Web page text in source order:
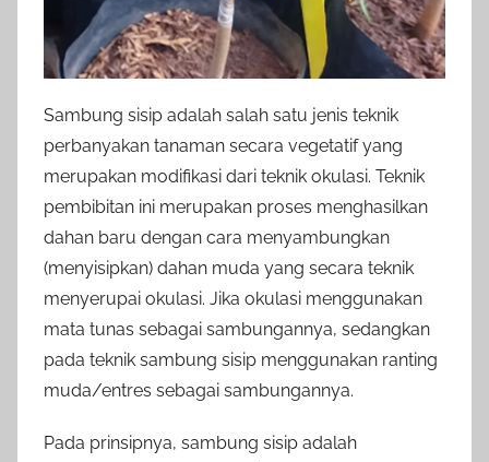
Sambung sisip adalah salah satu jenis teknik
perbanyakan tanaman secara vegetatif yang
merupakan modifikasi dari teknik okulasi. Teknik
pembibitan ini merupakan proses menghasilkan
dahan baru dengan cara menyambungkan
(menyisipkan) dahan muda yang secara teknik
menyerupai okulasi. Jika okulasi menggunakan
mata tunas sebagai sambungannya, sedangkan
pada teknik sambung sisip menggunakan ranting
muda/entres sebagai sambungannya.
Pada prinsipnya, sambung sisip adalah